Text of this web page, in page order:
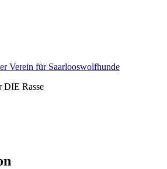
Verein für Saarlooswolfhunde
DIE Rasse